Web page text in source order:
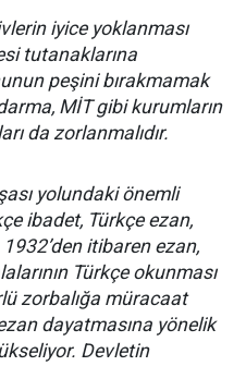
iyice yoklanması
tutanaklarına
peşini bırakmamak
MİT gibi kurumların
da zorlanmalıdır.
yolundaki önemli
ibadet, Türkçe ezan,
itibaren ezan,
Türkçe okunması
zorbalığa müracaat
dayatmasına yönelik
Devletin